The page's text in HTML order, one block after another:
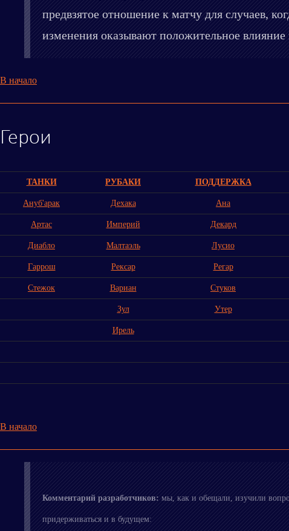
предвзятое отношение к матчу для случаев,
изменения оказывают положительное
В начало
Герои
ТАНКИ РУБАКИ ПОДДЕРЖКА
Ануб'арак Дехака Ана
Артас Империй Декард
Диабло Малтаэль Лусио
Гаррош Рексар Регар
Стежок Вариан Стуков
Зул Утер
Ирель
В начало
Комментарий разработчиков:мы, как и обещали, изучили
придерживаться и в будущем: